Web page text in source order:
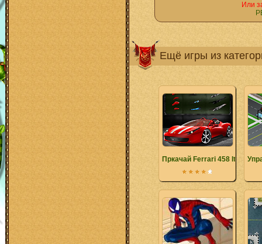
Или
Ещё игры из
Пркачай Ferrari 458 Italia